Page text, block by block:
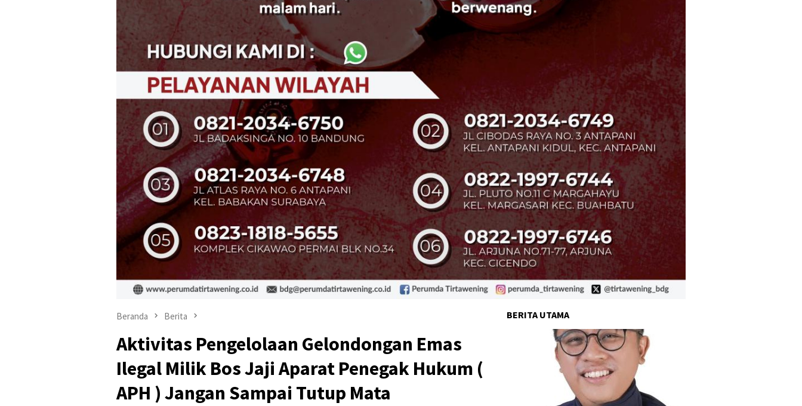
Beranda Berita
Aktivitas Pengelolaan Gelondongan Emas
Ilegal Milik Bos Jaji Aparat Penegak Hukum (
APH ) Jangan Sampai Tutup Mata
BERITA UTAMA